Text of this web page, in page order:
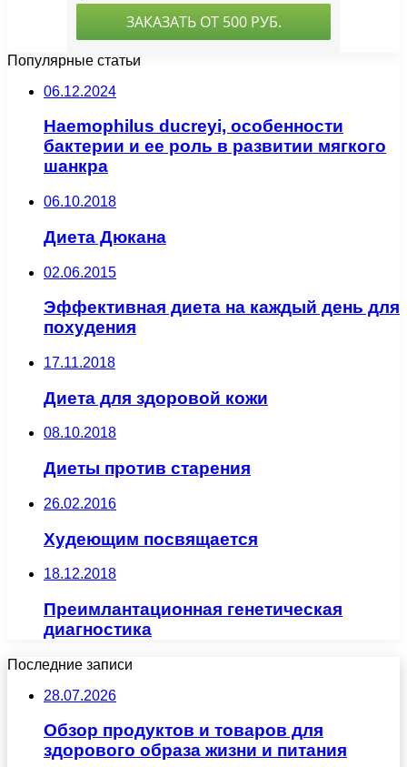
Популярные статьи
06.12.2024
Haemophilus ducreyi, особенности
бактерии и ее роль в развитии мягкого
шанкра
06.10.2018
Диета Дюкана
02.06.2015
Эффективная диета на каждый день для
похудения
17.11.2018
Диета для здоровой кожи
08.10.2018
Диеты против старения
26.02.2016
Худеющим посвящается
18.12.2018
Преимлантационная генетическая
диагностика
Последние записи
28.07.2026
Обзор продуктов и товаров для
здорового образа жизни и питания